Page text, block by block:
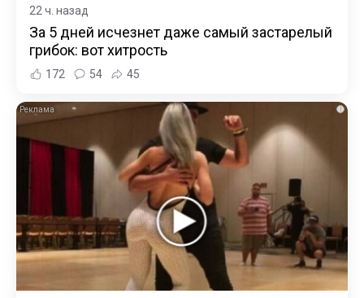
22 ч. назад
За 5 дней исчезнет даже самый застарелый
грибок: вот хитрость
172 54 45
i